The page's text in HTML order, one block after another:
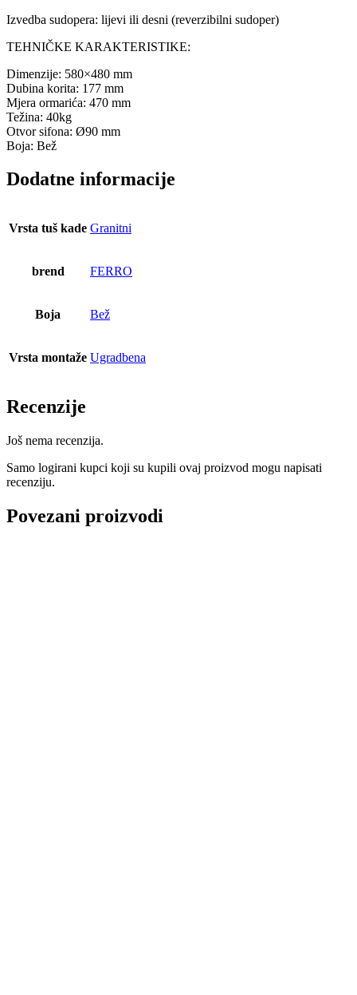
Izvedba sudopera: lijevi ili desni (reverzibilni sudoper)
TEHNIČKE KARAKTERISTIKE:
Dimenzije: 580×480 mm
Dubina korita: 177 mm
Mjera ormarića: 470 mm
Težina: 40kg
Otvor sifona: Ø90 mm
Boja: Bež
Dodatne informacije
Vrsta tuš kade Granitni
brend FERRO
Boja Bež
Vrsta montaže Ugradbena
Recenzije
Još nema recenzija.
Samo logirani kupci koji su kupili ovaj proizvod mogu napisati
recenziju.
Povezani proizvodi